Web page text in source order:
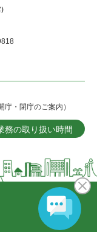
・閉庁のご案内）
務の取り扱い時間